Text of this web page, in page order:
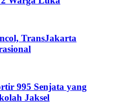
TransJakarta
995 Senjata yang
Jaksel